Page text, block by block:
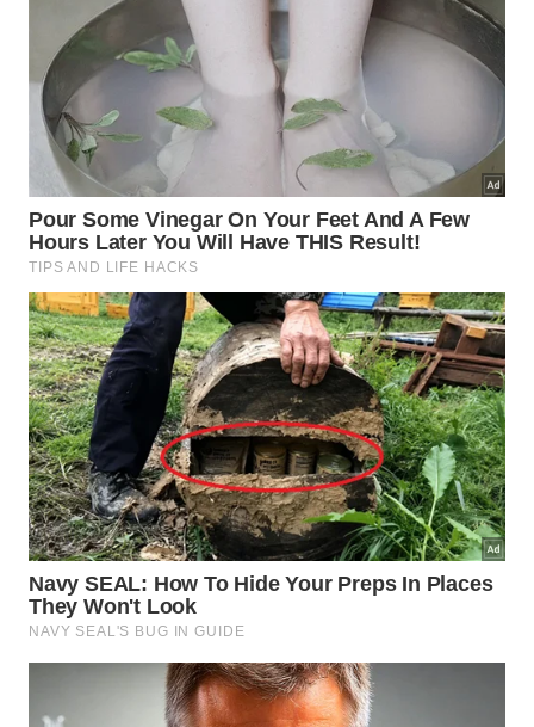
longas
Interrompa se houver visão turva, mal-estar ou
instabilidade fora do habitual
O que muda na prática quando a
firmeza melhora?
Equilíbrio melhor não serve apenas para ficar mais
tempo em um pé. Ele aparece na marcha mais
estável, no giro para atender a porta, na saída do
carro e no levantar da cama sem aquela oscilação
inicial. Para maiores de 60, esse ganho reduz medo
de cair e preserva autonomia em tarefas básicas da
casa.
Quando o treino inclui apoio unipodal, transferência
de peso, postura e repetição frequente, o corpo
responde com coordenação mais útil para o dia a
dia. Por isso, o exercício caseiro bem orientado
costuma superar a academia quando o objetivo
central é estabilidade funcional, prevenção de
quedas e confiança para seguir em movimento.